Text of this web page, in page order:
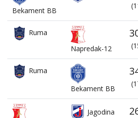
Bekament BB
Ruma
Napredak-12
Ruma
Bekament BB
Jagodina